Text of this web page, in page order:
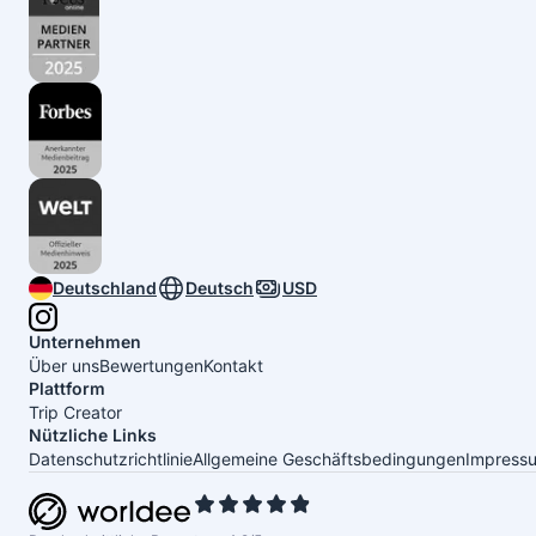
Deutschland Deutsch USD
Unternehmen
Über unsBewertungenKontakt
Plattform
Trip Creator
Nützliche Links
DatenschutzrichtlinieAllgemeine Geschäftsbedingungen